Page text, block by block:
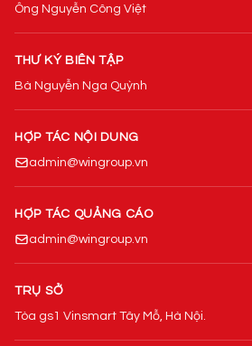
Ông Nguyễn Công Việt
THƯ KÝ BIÊN TẬP
Bà Nguyễn Nga Quỳnh
HỢP TÁC NỘI DUNG
admin@wingroup.vn
HỢP TÁC QUẢNG CÁO
admin@wingroup.vn
TRỤ SỞ
Tòa gs1 Vinsmart Tây Mỗ, Hà Nội.